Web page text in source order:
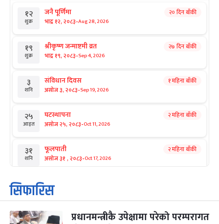
१२
शुक्र
जनै पूर्णिमा
भाद्र १२, २०८३-Aug 28, 2026
२० दिन बाँकी
१९
शुक्र
श्रीकृष्ण जन्माष्टमी व्रत
भाद्र १९, २०८३-Sep 4, 2026
२७ दिन बाँकी
३
शनि
संविधान दिवस
असोज ३, २०८३-Sep 19, 2026
१ महिना बाँकी
२५
आइत
घटस्थापना
असोज २५, २०८३-Oct 11, 2026
२ महिना बाँकी
३१
शनि
फूलपाती
असोज ३१ , २०८३-Oct 17, 2026
२ महिना बाँकी
१
आइत
कार्तिक सङ्क्रान्ति
कार्तिक १, २०८३
३ महानवमी २ महिना बाँकी
सिफारिस
प्रधानमन्त्रीकै उपेक्षामा परेको परम्परागत